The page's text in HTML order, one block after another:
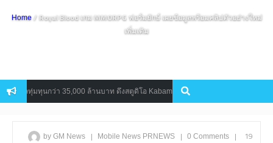
Home/ Royal Blood เกม MMORPG ฟอร์มยักษ์ เผยข้อมูลพร้อมคลิปตัวอย่างใหม่
เพิ่มเติม
ลทุ่มทุนกว่า 35,000 ล้านบาท ดึงสตูดิโอ Kabam เข้ามาร่วมทีม
by GM News | Mobile News PRNEWS | 0 Comments |
19